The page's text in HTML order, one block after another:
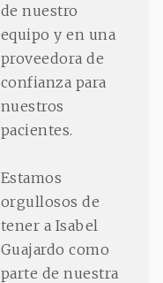
de nuestro
equipo y en una
proveedora de
confianza para
nuestros
pacientes.
Estamos
orgullosos de
tener a Isabel
Guajardo como
parte de nuestra